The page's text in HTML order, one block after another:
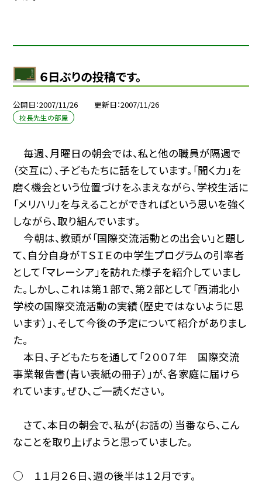
６日ぶりの投稿です。
公開日 2007/11/26 更新日 2007/11/26
校長先生の部屋
毎週、月曜日の朝会では、私と他の職員が隔週で
（交互に）、子どもたちに話をしています。「聞く力」を
磨く機会という位置づけをふまえながら、学校生活に
「メリハリ」を与えることができればという思いを強く
しながら、取り組んでいます。
今朝は、教頭が「国際交流活動との出会い」と題し
て、自分自身がＴＳＩＥの中学生プログラムの引率者
として「マレーシア」を訪れた様子を紹介していまし
た。しかし、これは第１部で、第２部として「西浦北小
学校の国際交流活動の実績（歴史ではないように思
います）」、そして今後の予定について紹介がありまし
た。
本日、子どもたちを通して「２００７年 国際交流
事業報告書(青い表紙の冊子）」が、各家庭に届けら
れています。ぜひ、ご一読ください。
さて、本日の朝会で、私が(お話の）当番なら、こん
なことを取り上げようと思っていました。
○ １１月２６日、週の後半は１２月です。